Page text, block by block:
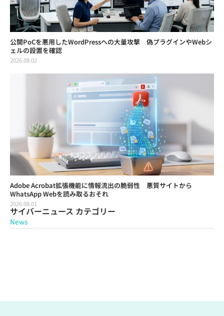
公開PoCを悪用したWordPressへの大量攻撃 偽プラグインやWebシ
ェルの設置を確認
2026.08.02
Adobe Acrobat拡張機能に情報流出の脆弱性 悪質サイトから
WhatsApp Webを読み取るおそれ
2026.08.01
サイバーニュース カテゴリー
News